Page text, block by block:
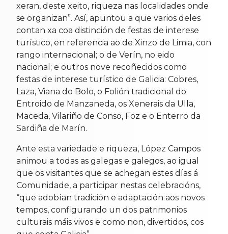
xeran, deste xeito, riqueza nas localidades onde
se organizan”. Así, apuntou a que varios deles
contan xa coa distinción de festas de interese
turístico, en referencia ao de Xinzo de Limia, con
rango internacional; o de Verín, no eido
nacional; e outros nove recoñecidos como
festas de interese turístico de Galicia: Cobres,
Laza, Viana do Bolo, o Folión tradicional do
Entroido de Manzaneda, os Xenerais da Ulla,
Maceda, Vilariño de Conso, Foz e o Enterro da
Sardiña de Marín.
Ante esta variedade e riqueza, López Campos
animou a todas as galegas e galegos, ao igual
que os visitantes que se achegan estes días á
Comunidade, a participar nestas celebracións,
“que adobían tradición e adaptación aos novos
tempos, configurando un dos patrimonios
culturais máis vivos e como non, divertidos, cos